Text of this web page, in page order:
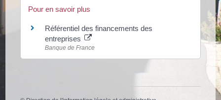
Pour en savoir plus
Référentiel des financements des
entreprises
Banque de France